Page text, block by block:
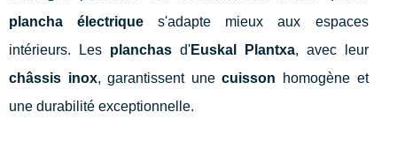
plancha électrique s'adapte mieux aux espaces
intérieurs. Les planchasd'Euskal Plantxa, avec leur
châssis inox, garantissent unecuisson homogène et
une durabilité exceptionnelle.